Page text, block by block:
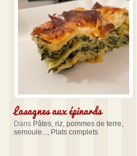
Lasagnes aux épinards
Dans Pâtes, riz, pommes de terre,
semoule..., Plats complets